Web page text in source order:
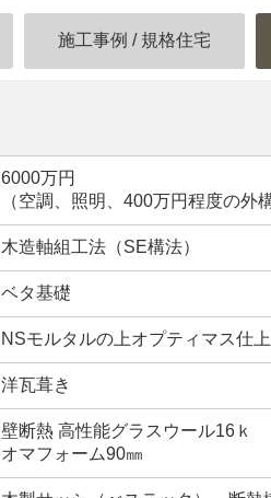
施工事例 / 規格住宅
6000万円
（空調、照明、400万円程度の外
木造軸組工法（SE構法）
ベタ基礎
NSモルタルの上オプティマス仕
洋瓦葺き
壁断熱 高性能グラスウール16ｋ
オマフォーム90㎜